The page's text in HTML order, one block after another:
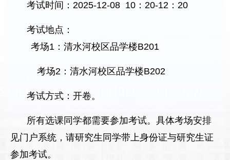
考试时间： 2025-12-08 10 ： 20-12 ： 20
考试地点：
考场1 ：清水河校区品学楼B201
考场2 ：清水河校区品学楼B202
考试方式：开卷。
所有选课同学都需要参加考试。具体考场安排
见门户系统，请研究生同学带上身份证与研究生证
参加考试。